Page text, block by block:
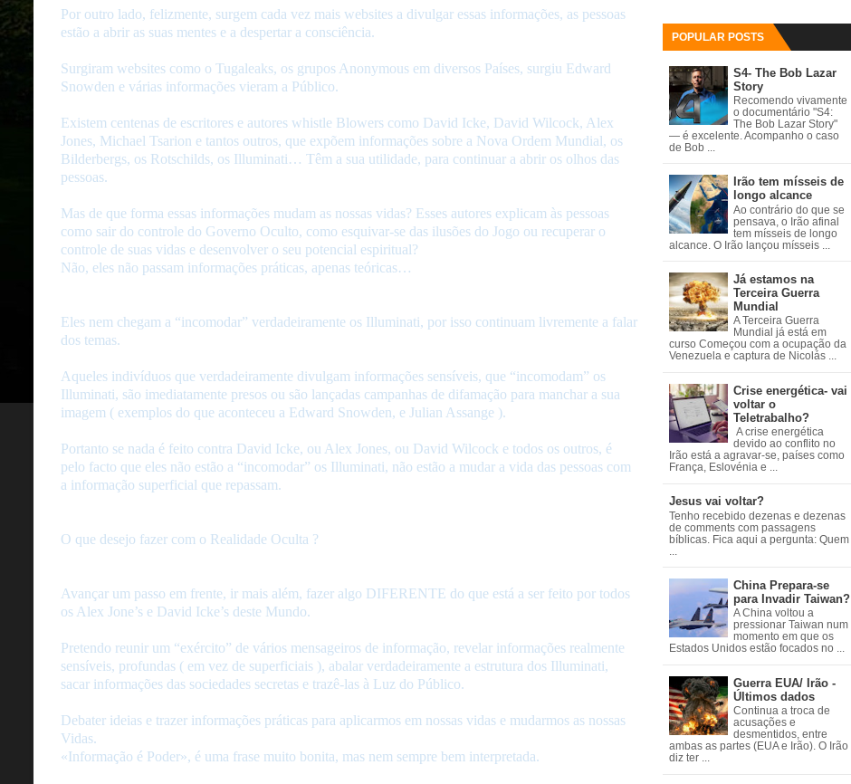
POPULAR POSTS
S4- The Bob Lazar
Story
Recomendo vivamente
o documentário "S4:
The Bob Lazar Story"
— é excelente. Acompanho o caso
de Bob ...
Irão tem mísseis de
longo alcance
Ao contrário do que se
pensava, o Irão afinal
tem mísseis de longo
alcance. O Irão lançou mísseis ...
Já estamos na
Terceira Guerra
Mundial
A Terceira Guerra
Mundial já está em
curso Começou com a ocupação da
Venezuela e captura de Nicolás ...
Crise energética- vai
voltar o
Teletrabalho?
A crise energética
devido ao conflito no
Irão está a agravar-se, países como
França, Eslovénia e ...
Jesus vai voltar?
Tenho recebido dezenas e dezenas
de comments com passagens
bíblicas. Fica aqui a pergunta: Quem
China Prepara-se
para Invadir Taiwan?
A China voltou a
pressionar Taiwan num
momento em que os
Estados Unidos estão focados no ...
Guerra EUA/ Irão -
Últimos dados
Continua a troca de
acusações e
desmentidos, entre
ambas as partes (EUA e Irão). O Irão
diz ter ...
Por outro lado, felizmente, surgem cada vez mais websites a divulgar essas informações, as pessoas
estão a abrir as suas mentes e a despertar a consciência.
Surgiram websites como o Tugaleaks, os grupos Anonymous em diversos Países, surgiu Edward
Snowden e várias informações vieram a Público.
Existem centenas de escritores e autores whistle Blowers como David Icke, David Wilcock, Alex
Jones, Michael Tsarion e tantos outros, que expõem informações sobre a Nova Ordem Mundial, os
Bilderbergs, os Rotschilds, os Illuminati… Têm a sua utilidade, para continuar a abrir os olhos das
pessoas.
Mas de que forma essas informações mudam as nossas vidas? Esses autores explicam às pessoas
como sair do controle do Governo Oculto, como esquivar-se das ilusões do Jogo ou recuperar o
controle de suas vidas e desenvolver o seu potencial espiritual?
Não, eles não passam informações práticas, apenas teóricas…
Eles nem chegam a “incomodar” verdadeiramente os Illuminati, por isso continuam livremente a falar
dos temas.
Aqueles indivíduos que verdadeiramente divulgam informações sensíveis, que “incomodam” os
Illuminati, são imediatamente presos ou são lançadas campanhas de difamação para manchar a sua
imagem ( exemplos do que aconteceu a Edward Snowden, e Julian Assange ).
Portanto se nada é feito contra David Icke, ou Alex Jones, ou David Wilcock e todos os outros, é
pelo facto que eles não estão a “incomodar” os Illuminati, não estão a mudar a vida das pessoas com
a informação superficial que repassam.
O que desejo fazer com o Realidade Oculta ?
Avançar um passo em frente, ir mais além, fazer algo DIFERENTE do que está a ser feito por todos
os Alex Jone’s e David Icke’s deste Mundo.
Pretendo reunir um “exército” de vários mensageiros de informação, revelar informações realmente
sensíveis, profundas ( em vez de superficiais ), abalar verdadeiramente a estrutura dos Illuminati,
sacar informações das sociedades secretas e trazê-las à Luz do Público.
Debater ideias e trazer informações práticas para aplicarmos em nossas vidas e mudarmos as nossas
Vidas.
«Informação é Poder», é uma frase muito bonita, mas nem sempre bem interpretada.